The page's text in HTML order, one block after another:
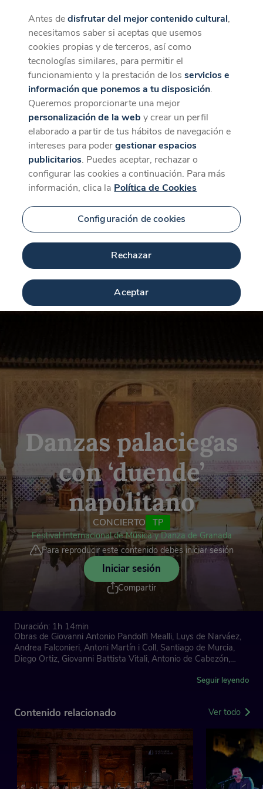
CaixaForum+
La mejor experiencia desde la App
Descargar
Danzas palaciegas
con ‘duende’
napolitano
CONCIERTO
TP
Festival Internacional de Música y Danza de Granada
Para reproducir este contenido debes iniciar sesión
Iniciar sesión
Compartir
Duración: 1h 14min
Obras de Giovanni Antonio Pandolfi Mealli, Luys de Narváez,
Andrea Falconieri, Antoni Martín i Coll, Santiago de Murcia,
Diego Ortiz, Giovanni Battista Vitali, Antonio de Cabezón,
'Il Spiritillo Brando'
La Ritirata presenta un programa planteado como un mapa
de los sonidos que se podrían escuchar durante un viaje
imaginario a las cortes de Italia y España de los siglos XVI y
XVII. A tal efecto, el director y violonchelista Josetxu Obregón
Seguir leyendo
Contenido relacionado Ver todo
Antes dedisfrutar del mejor contenido cultural,
necesitamos saber si aceptas que usemos
cookies propias y de terceros, así como
tecnologías similares, para permitir el
funcionamiento y la prestación de losservicios e
información que ponemos a tu disposición.
Queremos proporcionarte una mejor
personalización de la web y crear un perfil
elaborado a partir de tus hábitos de navegación e
intereses para podergestionar espacios
publicitarios. Puedes aceptar, rechazar o
configurar las cookies a continuación. Para más
información, clica la Política de Cookies
Configuración de cookies
Rechazar
Aceptar